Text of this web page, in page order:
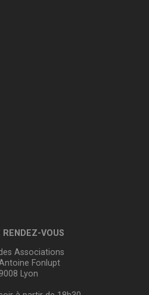
RENDEZ-VOUS
Associations
Fonlupt
Lyon